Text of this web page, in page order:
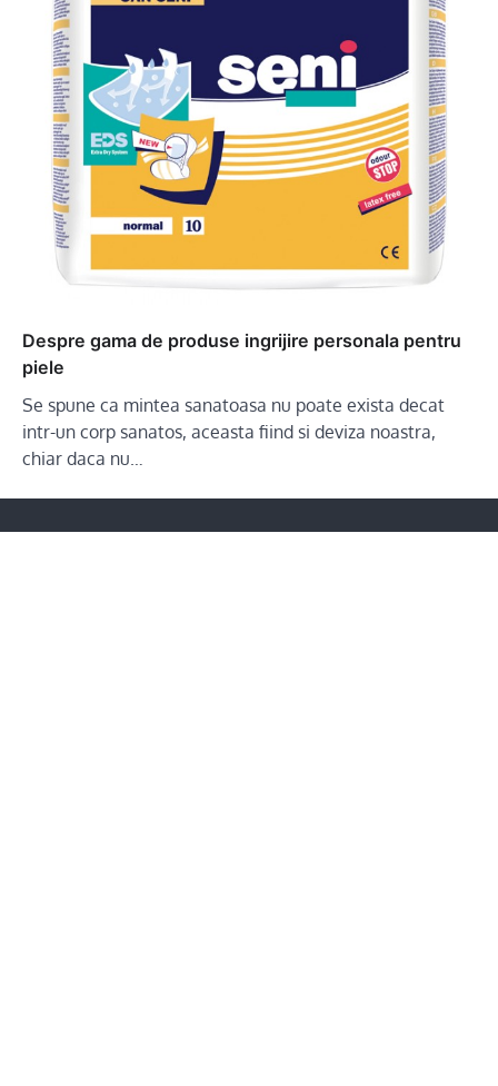
Despre gama de produse ingrijire personala pentru
piele
Se spune ca mintea sanatoasa nu poate exista decat
intr-un corp sanatos, aceasta fiind si deviza noastra,
chiar daca nu…